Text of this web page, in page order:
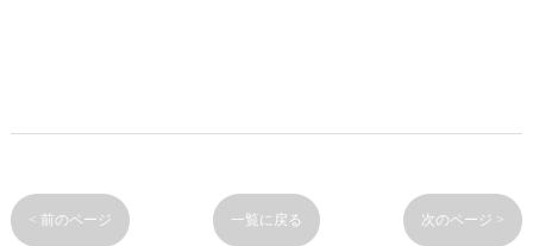
< 前のページ 一覧に戻る 次のページ >